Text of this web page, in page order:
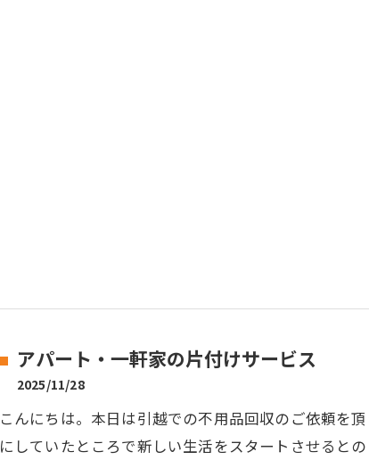
アパート・一軒家の片付けサービス
2025/11/28
こんにちは。本日は引越での不用品回収のご依頼を
にしていたところで新しい生活をスタートさせると